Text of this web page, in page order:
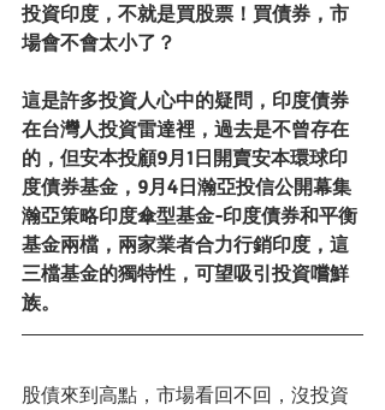
投資印度，不就是買股票！買債券，市
場會不會太小了？
這是許多投資人心中的疑問，印度債券
在台灣人投資雷達裡，過去是不曾存在
的，但安本投顧9月1日開賣安本環球印
度債券基金，9月4日瀚亞投信公開幕集
瀚亞策略印度傘型基金-印度債券和平衡
基金兩檔，兩家業者合力行銷印度，這
三檔基金的獨特性，可望吸引投資嚐鮮
族。
股債來到高點，市場看回不回，沒投資